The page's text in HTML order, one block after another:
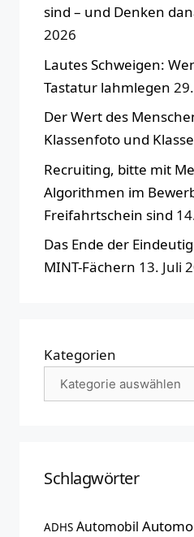
sind – und Denken
2026
Lautes Schweigen:
Tastatur lahmlegen
Der Wert des
Klassenfoto und
Recruiting, bitte mit
Algorithmen im
Freifahrtschein sind
Das Ende der
MINT-Fächern 13. Juli
Kategorien
Schlagwörter
ADHS Automobil